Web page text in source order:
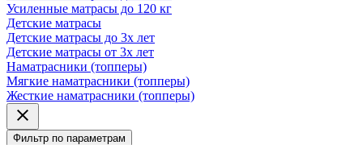
Усиленные матрасы до 120 кг
Детские матрасы
Детские матрасы до 3х лет
Детские матрасы от 3х лет
Наматрасники (топперы)
Мягкие наматрасники (топперы)
Жесткие наматрасники (топперы)
Фильтр по параметрам